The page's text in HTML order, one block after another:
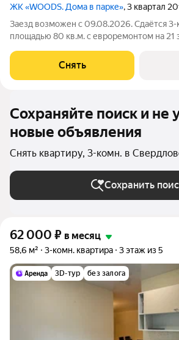
ЖК «WOODS. Дома в парке», 3 квартал
Заезд возможен с 09.08.2026. Сдаётся 3-
площадью 80 кв.м. с евроремонтом на 21
Духовой шкаф Стиральная машина Холодильник
Посудомоечная машина Бойлер
Снять
Сохраняйте поиск и не
новые объявления
Снять квартиру, 3-комн. в
Сохранить
62 000 ₽ в месяц
58,6 м² 3-комн. квартира 3 этаж из 5
3D-тур без залога